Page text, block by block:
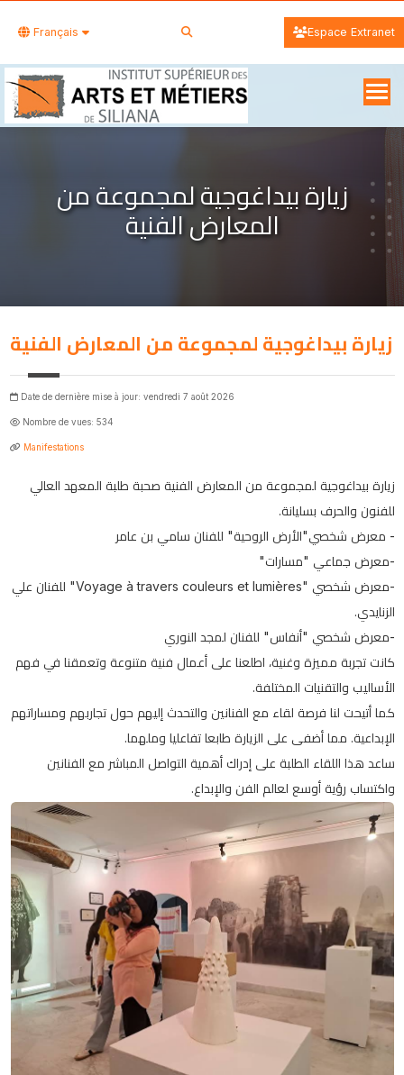
Français Espace Extranet
زيارة بيداغوجية لمجموعة من
المعارض الفنية
زيارة بيداغوجية لمجموعة من المعارض الفنية
Date de dernière mise à jour: vendredi 7 août 2026
Nombre de vues: 534
Manifestations
زيارة بيداغوجية لمجموعة من المعارض الفنية صحبة طلبة المعهد العالي
للفنون والحرف بسليانة.
- معرض شخصي"الأرض الروحية" للفنان سامي بن عامر
-معرض جماعي "مسارات"
-معرض شخصي "Voyage à travers couleurs et lumières" للفنان علي
الزنايدي.
-معرض شخصي "أنفاس" للفنان لمجد النوري
كانت تجربة مميزة وغنية، اطلعنا على أعمال فنية متنوعة وتعمقنا في فهم
الأساليب والتقنيات المختلفة.
كما أتيحت لنا فرصة لقاء مع الفنانين والتحدث إليهم حول تجاربهم ومساراتهم
الإبداعية. مما أضفى على الزيارة طابعا تفاعليا وملهما.
ساعد هذا اللقاء الطلبة على إدراك أهمية التواصل المباشر مع الفنانين
واكتساب رؤية أوسع لعالم الفن والإبداع.